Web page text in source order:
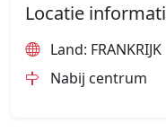
Locatie
Land: FRANKRIJK
Nabij centrum